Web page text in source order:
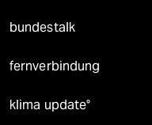
bundestalk
fernverbindung
klima update°